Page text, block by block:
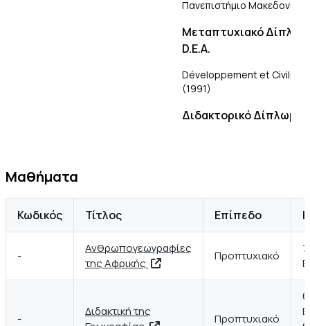
Πανεπιστήμιο
Μεταπτυχιακό
D.E.A.
Développement et
(1991)
Διδακτορικό Δίπλωμα
Université Michel de
τμήμα
Μαθήματα
Κωδικός Τίτλος Επίπεδο
-
Ανθρωπογεωγραφίες
της Αφρικής
Προπτυχιακό
-
Διδακτική της
Προπτυχιακό